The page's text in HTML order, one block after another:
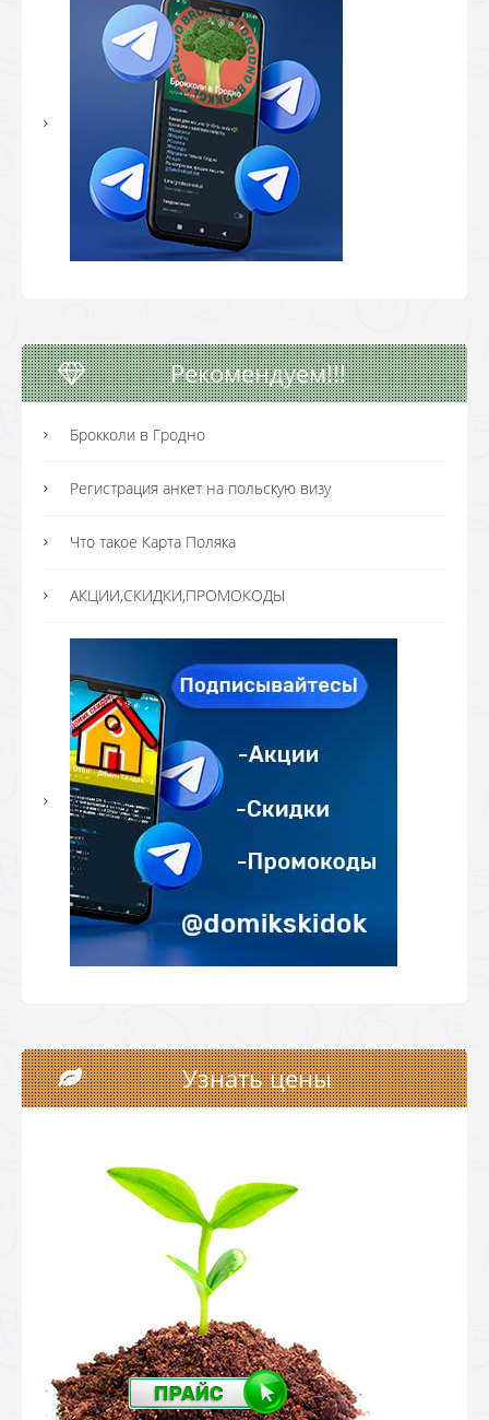
Рекомендуем!!!
Брокколи в Гродно
Регистрация анкет на польскую визу
Что такое Карта Поляка
АКЦИИ,СКИДКИ,ПРОМОКОДЫ
Узнать цены